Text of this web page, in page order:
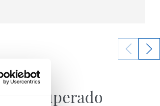
08/08/2026
CRÓNICA
Reto superado